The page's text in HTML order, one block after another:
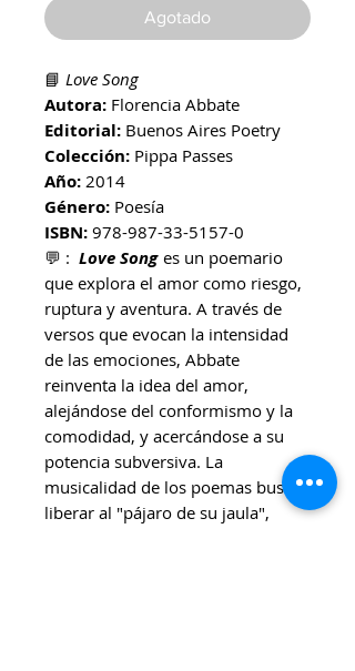
Agotado
📘 Love Song
Autora: Florencia Abbate
Editorial: Buenos Aires Poetry
Colección: Pippa Passes
Año: 2014
Género: Poesía
ISBN: 978-987-33-5157-0​
💬 : Love Song es un poemario
que explora el amor como riesgo,
ruptura y aventura. A través de
versos que evocan la intensidad
de las emociones, Abbate
reinventa la idea del amor,
alejándose del conformismo y la
comodidad, y acercándose a su
potencia subversiva. La
musicalidad de los poemas busca
liberar al "pájaro de su jaula",